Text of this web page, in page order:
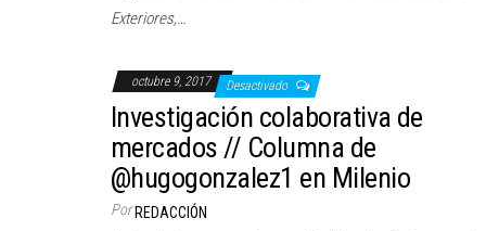
Exteriores,…
octubre 9, 2017 Desactivado
Investigación colaborativa de
mercados // Columna de
@hugogonzalez1 en Milenio
Por REDACCIÓN